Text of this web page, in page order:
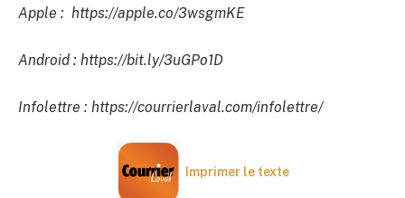
Apple : https://apple.co/3wsgmKE
Android : https://bit.ly/3uGPo1D
Infolettre : https://courrierlaval.com/infolettre/
Imprimer le texte